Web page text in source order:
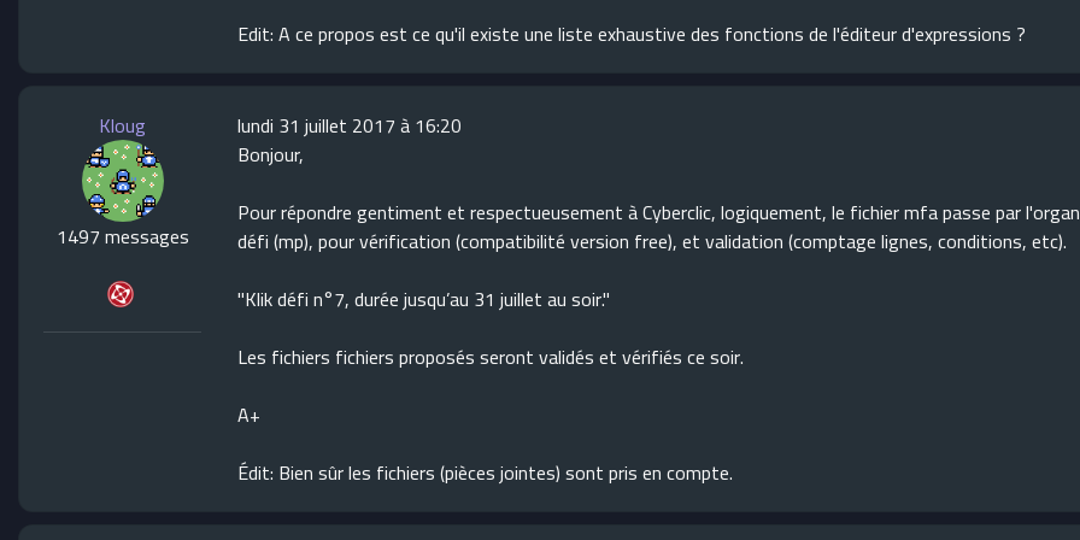
Edit: A ce propos est ce qu'il existe une liste exhaustive des fonctions de l'éditeur d'expressions ?
Kloug
1497 messages
lundi 31 juillet 2017 à 16:20
Bonjour,
Pour répondre gentiment et respectueusement à Cyberclic, logiquement, le fichier mfa passe par
défi (mp), pour vérification (compatibilité version free), et validation (comptage lignes, conditions, etc).
"Klik défi n°7, durée jusqu’au 31 juillet au soir."
Les fichiers fichiers proposés seront validés et vérifiés ce soir.
A+
Édit: Bien sûr les fichiers (pièces jointes) sont pris en compte.